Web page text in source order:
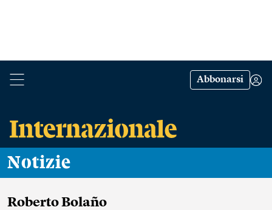
Abbonarsi
Notizie
Roberto Bolaño